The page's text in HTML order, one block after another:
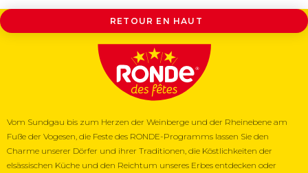
RETOUR EN HAUT
Vom Sundgau bis zum Herzen der Weinberge und der Rheinebene am
Fuße der Vogesen, die Feste des RONDE-Programms lassen Sie den
Charme unserer Dörfer und ihrer Traditionen, die Köstlichkeiten der
elsässischen Küche und den Reichtum unseres Erbes entdecken oder